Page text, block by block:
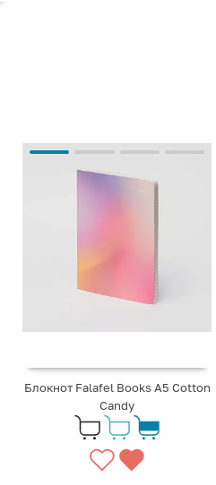
Блокнот Falafel Books А5 Cotton
Candy